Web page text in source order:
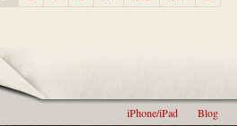
iPhone/iPad Blog